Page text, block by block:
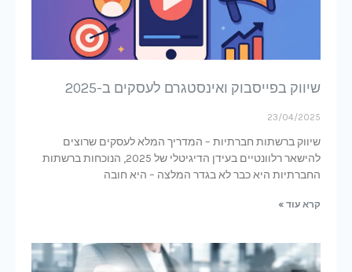
שיווק בפייסבוק ואינסטגרם לעסקים ב-2025
23/04/2025
שיווק ברשתות חברתיות – המדריך המלא לעסקים שרוצים
להישאר רלוונטיים בעידן הדיגיטלי של 2025, הנוכחות ברשתות
החברתיות היא כבר לא בגדר המלצה – היא חובה
קרא עוד »